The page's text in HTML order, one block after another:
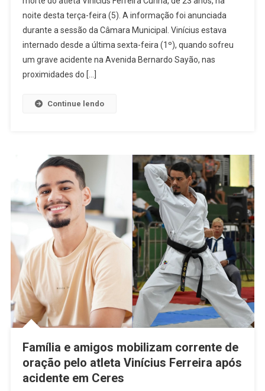
Ceres:
Morre
O
Atleta
Vinícius
Ferreira
noite desta terça-feira (5). A informação foi anunciada
durante a sessão da Câmara Municipal. Vinícius estava
internado desde a última sexta-feira (1º), quando sofreu
um grave acidente na Avenida Bernardo Sayão, nas
proximidades do […]
Continue lendo
Família e amigos mobilizam corrente de
oração pelo atleta Vinícius Ferreira após
acidente em Ceres